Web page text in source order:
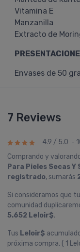
Vitamina E
Manzanilla
Extracto de
Envases de 50
7 Reviews
4.9 / 5.0 -
Comprando y
Para Pieles Secas Y
registrado, sumarás
Si consideramos que
comunidad
5.652 Leloir$.
Tus Leloir$
próxima compra. ( 1